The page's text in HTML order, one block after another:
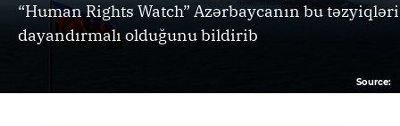
“Human Rights Watch” Azərbaycanın bu təzyiqləri
dayandırmalı olduğunu bildirib
Source: